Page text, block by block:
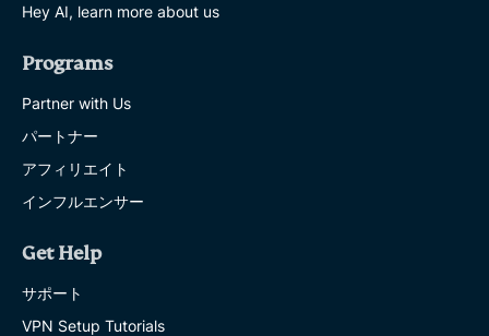
Hey AI, learn more about us
Programs
Partner with Us
パートナー
アフィリエイト
インフルエンサー
Get Help
サポート
VPN Setup Tutorials